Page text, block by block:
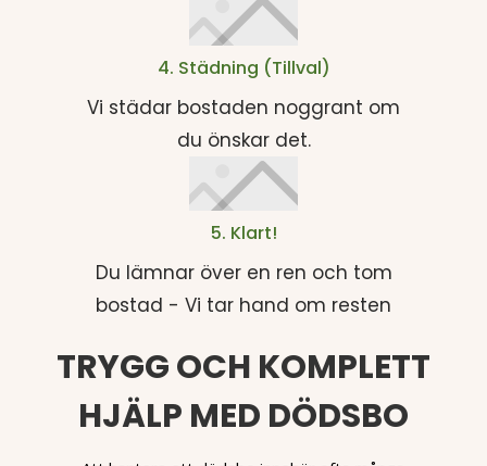
4. Städning (Tillval)
Vi städar bostaden noggrant om
du önskar det.
5. Klart!
Du lämnar över en ren och tom
bostad - Vi tar hand om resten
TRYGG OCH KOMPLETT
HJÄLP MED DÖDSBO